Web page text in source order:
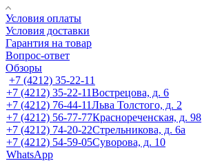
Условия оплаты
Условия доставки
Гарантия на товар
Вопрос-ответ
Обзоры
+7 (4212) 35-22-11
+7 (4212) 35-22-11Вострецова, д. 6
+7 (4212) 76-44-11Льва Толстого, д. 2
+7 (4212) 56-77-77Краснореченская, д. 98
+7 (4212) 74-20-22Стрельникова, д. 6а
+7 (4212) 54-59-05Суворова, д. 10
WhatsApp